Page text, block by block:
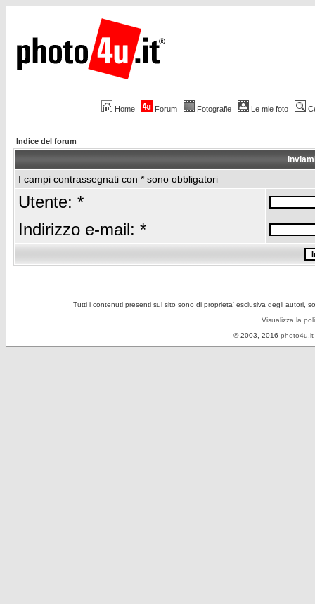
Home Forum Fotografie Le mie foto
Indice del forum
I campi contrassegnati con * sono obbligatori
Utente: *
Indirizzo e-mail: *
Tutti i contenuti presenti sul sito sono di proprieta' esclusiva degli autori,
Visualizza la
© 2003, 2016 photo4u.it